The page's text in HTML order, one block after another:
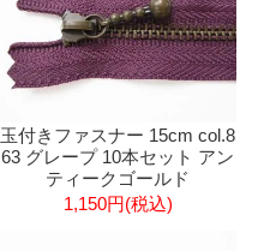
玉付きファスナー 15cm col.8
63 グレープ 10本セット アン
ティークゴールド
1,150円(税込)